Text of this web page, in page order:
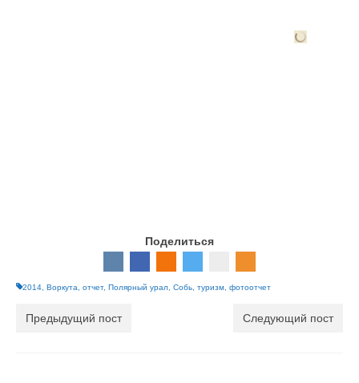
Поделиться
2014 Воркута отчет, Полярный урал Собь туризм фотоотчет
Предыдущий пост Следующий пост